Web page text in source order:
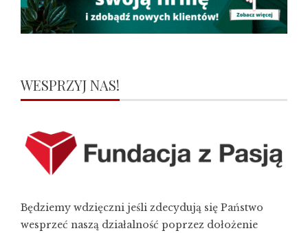
WESPRZYJ NAS!
Będziemy wdzięczni jeśli zdecydują się Państwo
wesprzeć naszą działalność poprzez dołożenie